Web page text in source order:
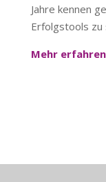
Jahre kennen
Erfolgstools zu
Mehr erfahren